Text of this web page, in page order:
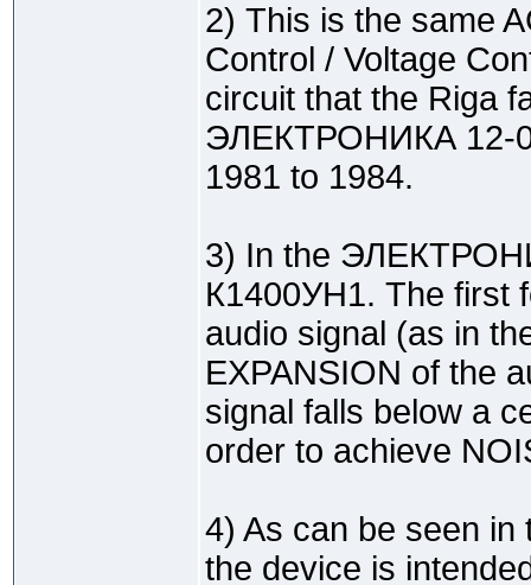
2) This is the same
Control / Voltage
circuit that the Riga
ЭЛЕКТРОНИКА 12-
1981 to 1984.
3) In the
К1400УН1. The first
audio signal (as in
EXPANSION of the
signal falls below a
order to achieve
4) As can be seen
the device is